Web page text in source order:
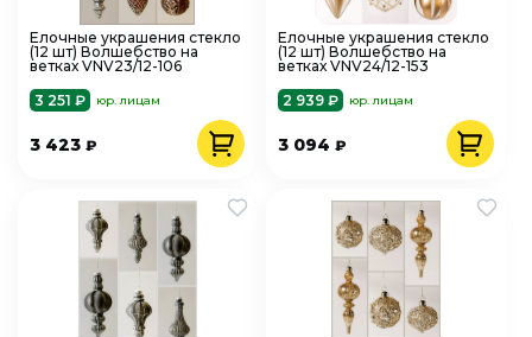
Елочные украшения стекло
(12 шт) Волшебство на
ветках VNV23/12-106
3 251 ₽
юр. лицам
3 423 ₽
Елочные украшения стекло
(12 шт) Волшебство на
ветках VNV24/12-153
2 939 ₽
юр. лицам
3 094₽